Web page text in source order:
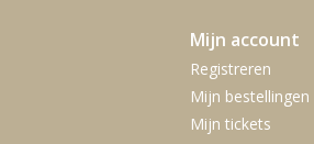
Mijn account
Registreren
Mijn bestellingen
Mijn tickets